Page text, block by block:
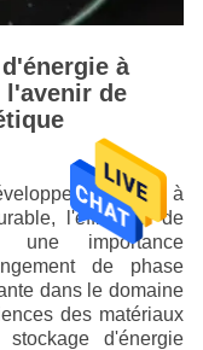
à
l'avenir de
vert, à
l'efficacité de
une importance
de phase
dans le domaine
des matériaux
d'énergie